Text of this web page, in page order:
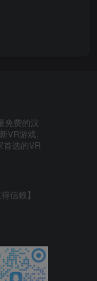
免费的汉
VR游戏,
首选的VR
信赖】